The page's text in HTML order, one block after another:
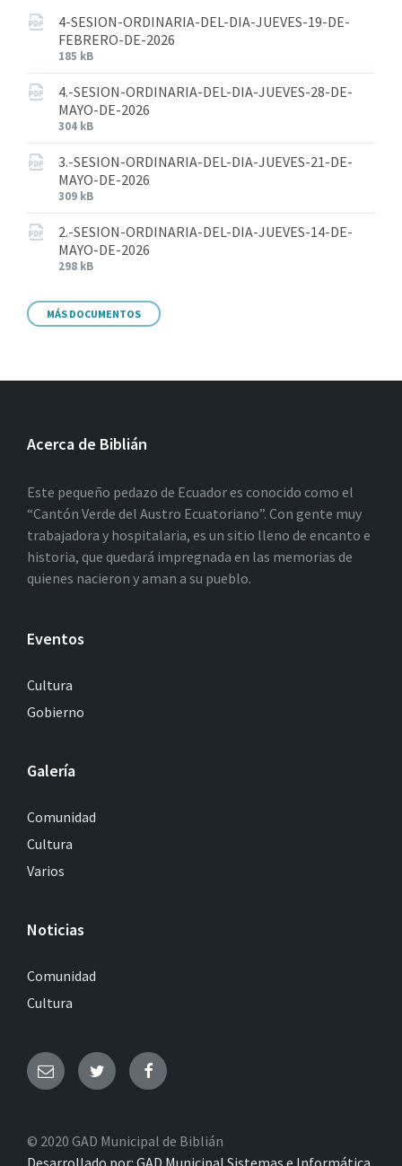
4-SESION-ORDINARIA-DEL-DIA-JUEVES-19-DE-
FEBRERO-DE-2026
185 kB
4.-SESION-ORDINARIA-DEL-DIA-JUEVES-28-DE-
MAYO-DE-2026
304 kB
3.-SESION-ORDINARIA-DEL-DIA-JUEVES-21-DE-
MAYO-DE-2026
309 kB
2.-SESION-ORDINARIA-DEL-DIA-JUEVES-14-DE-
MAYO-DE-2026
298 kB
MÁS DOCUMENTOS
Acerca de Biblián
Este pequeño pedazo de Ecuador es conocido como el
“Cantón Verde del Austro Ecuatoriano”. Con gente muy
trabajadora y hospitalaria, es un sitio lleno de encanto e
historia, que quedará impregnada en las memorias de
quienes nacieron y aman a su pueblo.
Eventos
Cultura
Gobierno
Galería
Comunidad
Cultura
Varios
Noticias
Comunidad
Cultura
© 2020 GAD Municipal de Biblián
Desarrollado por: GAD Municipal Sistemas e Informática